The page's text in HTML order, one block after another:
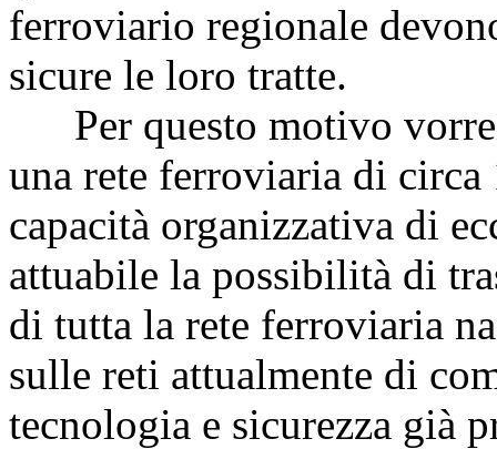
ferroviario regionale
sicure le loro tratte.
Per questo motivo
una rete ferroviaria di
capacità organizzativa di
attuabile la possibilità di
di tutta la rete ferroviaria
sulle reti attualmente di
tecnologia e sicurezza già